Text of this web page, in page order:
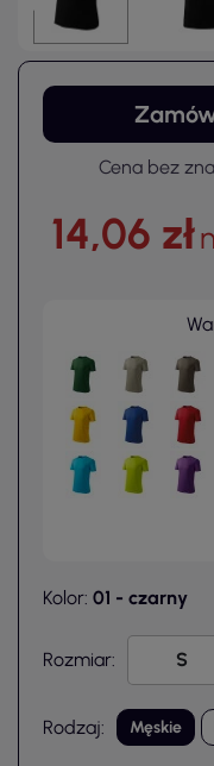
Cena bez
14,06 zł
Kolor: 01 - czarny
Rozmiar:
Rodzaj: Męskie